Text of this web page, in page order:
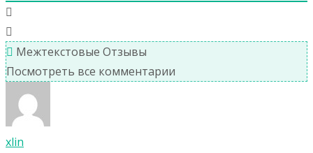
Межтекстовые Отзывы
Посмотреть все комментарии
xlin